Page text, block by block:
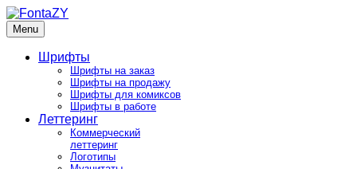
Skip
to
content
FontaZY
Fonts and pictures by Zakhar Yaschin
Menu
Шрифты
Шрифты на заказ
Шрифты на продажу
Шрифты для комиксов
Шрифты в работе
Леттеринг
Коммерческий
леттеринг
Логотипы